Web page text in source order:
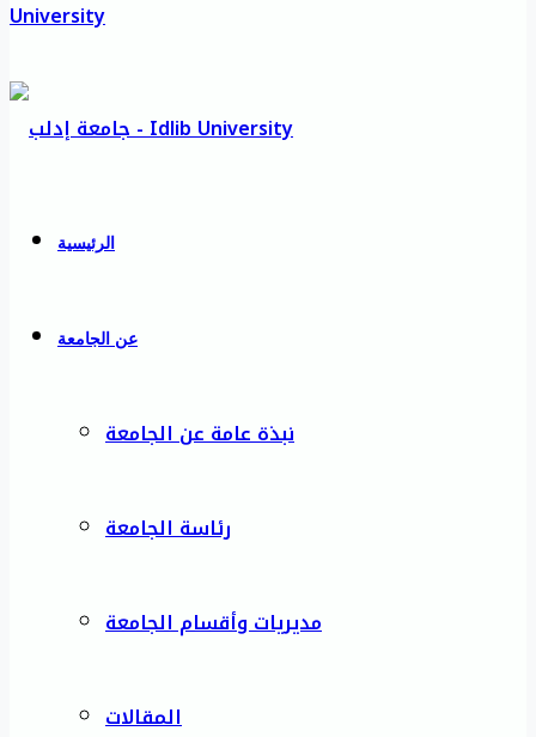
الرئيسية
عن الجامعة
نبذة عامة عن الجامعة
رئاسة الجامعة
مديريات وأقسام الجامعة
المقالات